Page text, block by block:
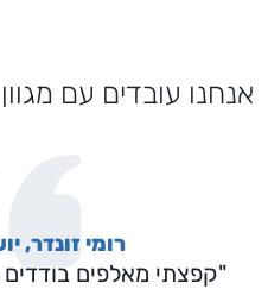
אנחנו עובדים עם
רומי זונדר,